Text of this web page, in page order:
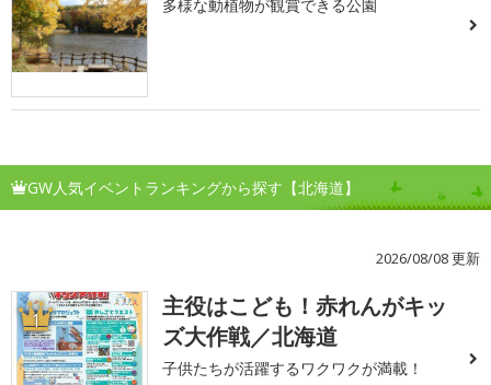
多様な動植物が観賞できる公園
GW人気イベントランキングから探す【北海道】
2026/08/08 更新
1
主役はこども！赤れんがキッ
ズ大作戦／北海道
子供たちが活躍するワクワクが満載！